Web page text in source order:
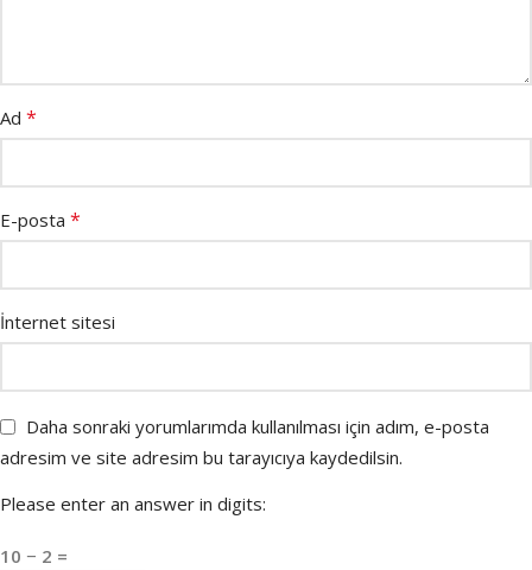
Ad *
E-posta *
İnternet sitesi
Daha sonraki yorumlarımda kullanılması için adım, e-posta
adresim ve site adresim bu tarayıcıya kaydedilsin.
Please enter an answer in digits:
10 − 2 =